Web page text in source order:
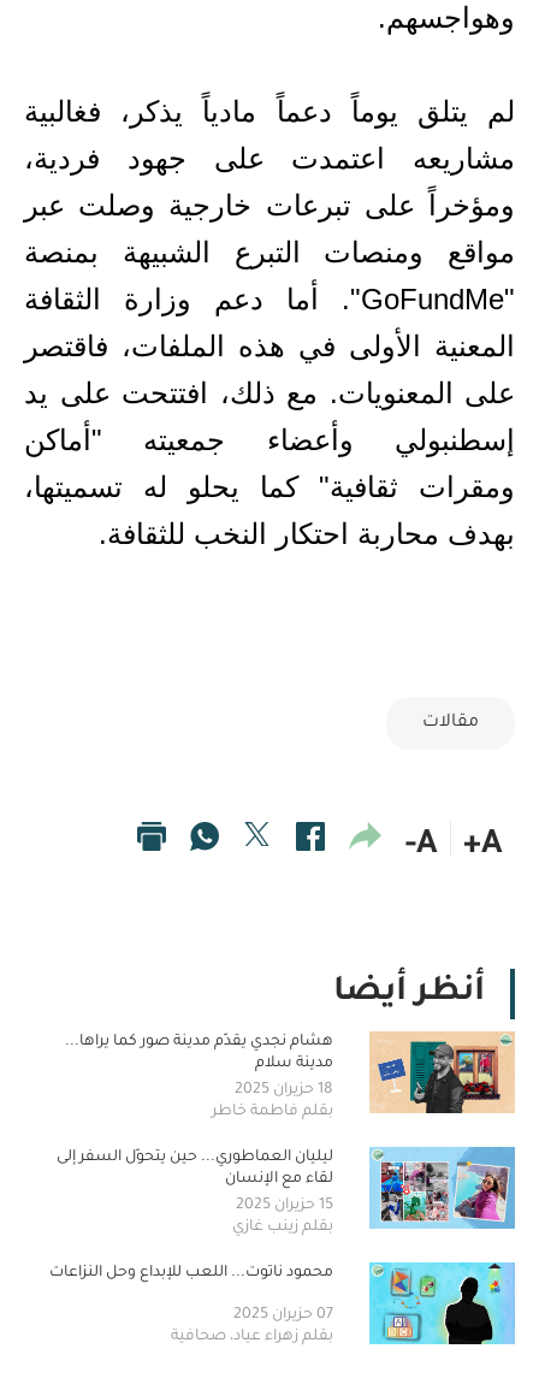
وهواجسهم.
لم يتلق يوماً دعماً مادياً يذكر، فغالبية
مشاريعه اعتمدت على جهود فردية،
ومؤخراً على تبرعات خارجية وصلت عبر
مواقع ومنصات التبرع الشبيهة بمنصة
"
GoFundMe". أما دعم وزارة الثقافة
المعنية الأولى في هذه الملفات، فاقتصر
على المعنويات. مع ذلك، افتتحت على يد
إسطنبولي وأعضاء جمعيته "أماكن
ومقرات ثقافية" كما يحلو له تسميتها،
بهدف محاربة احتكار النخب للثقافة.
مقالات
A+
A-
أنظر أيضا
هشام نجدي يقدّم مدينة صور كما يراها...
مدينة سلام
18 حزيران 2025
بقلم فاطمة خاطر
ليليان العماطوري... حين يتحوّل السفر إلى
لقاء مع الإنسان
15 حزيران 2025
بقلم زينب غازي
محمود ناتوت... اللعب للإبداع وحل النزاعات
07 حزيران 2025
بقلم زهراء عياد، صحافية